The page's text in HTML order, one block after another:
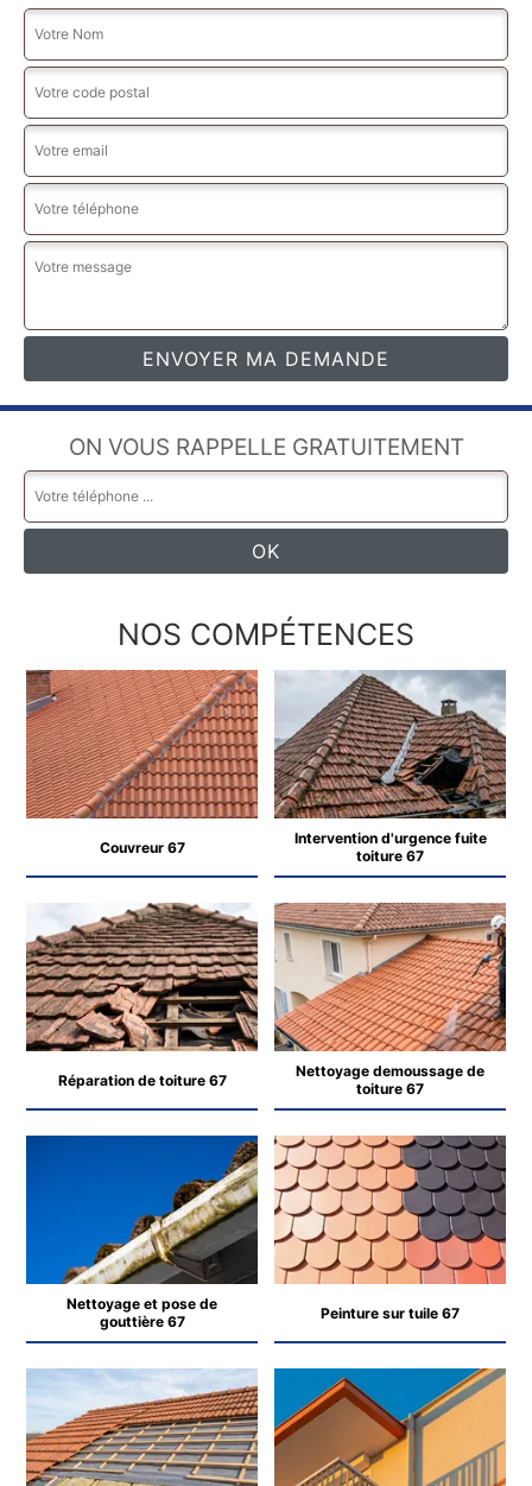
ON VOUS RAPPELLE GRATUITEMENT
NOS COMPÉTENCES
Couvreur 67
Intervention d'urgence fuite
toiture 67
Réparation de toiture 67
Nettoyage demoussage de
toiture 67
Nettoyage et pose de
gouttière 67
Peinture sur tuile 67